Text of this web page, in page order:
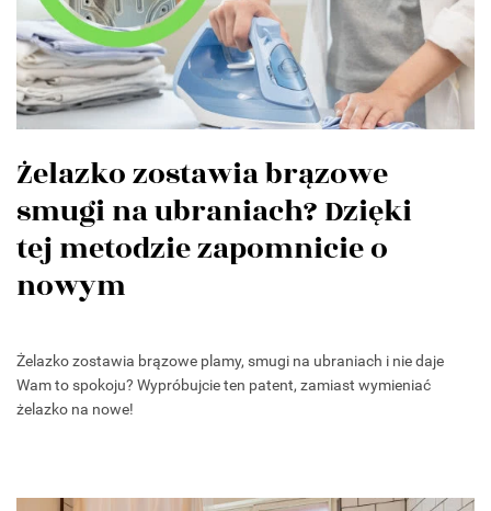
Żelazko zostawia brązowe
smugi na ubraniach? Dzięki
tej metodzie zapomnicie o
nowym
Żelazko zostawia brązowe plamy, smugi na ubraniach i nie daje
Wam to spokoju? Wypróbujcie ten patent, zamiast wymieniać
żelazko na nowe!